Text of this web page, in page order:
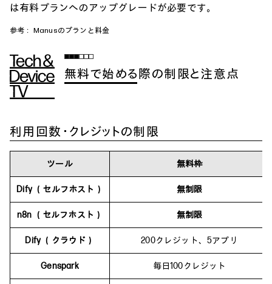
は有料プランへのアップグレードが必要です。
参考： Manusのプランと料金
無料で始める際の制限と注意点
利用回数・クレジットの制限
ツール 無料枠
Dify （セルフホスト） 無制限
n8n （セルフホスト） 無制限
Dify （クラウド） 200クレジット、5アプリ
Genspark 毎日100クレジット